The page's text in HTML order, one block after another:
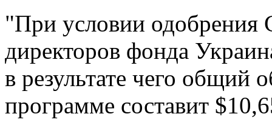
"При условии одобрения
директоров фонда
в результате чего общий
программе составит